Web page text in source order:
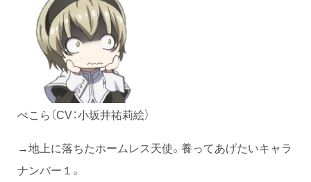
ぺこら（CV：小坂井祐莉絵）
→地上に落ちたホームレス天使。養ってあげたいキャラ
ナンバー１。